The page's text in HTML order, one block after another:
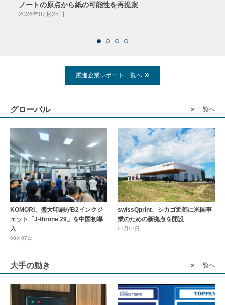
ノートの原点から紙の可能性を再提案
2026年07月25日
躍進企業レポート一覧へ
グローバル 一覧へ
KOMORI、盛大印刷がB2インクジ
ェット「J-throne 29」を中国初導
入
08月07日
swissQprint、シカゴ近郊に⽶国事
業のための新拠点を開設
07月07日
大手の動き 一覧へ